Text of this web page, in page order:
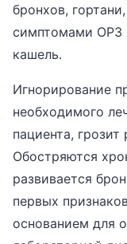
бронхов,
симптомами ОРЗ
кашель.
Игнорирование
необходимого
пациента,
Обостряются
развивается
первых
основанием для